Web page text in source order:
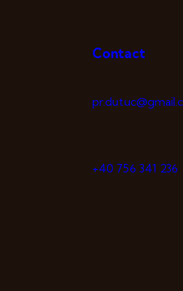
Contact
+40 756 341 236